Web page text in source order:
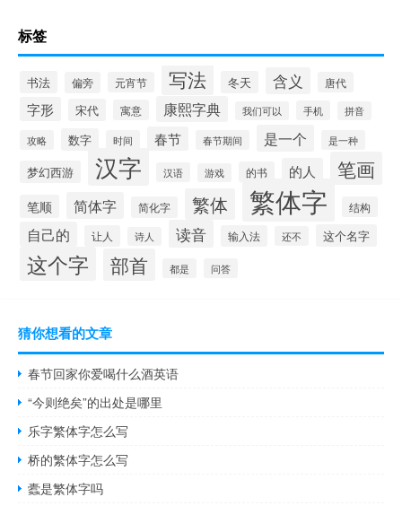
标签
书法 偏旁 元宵节 写法 冬天 含义 唐代
字形 宋代 寓意 康熙字典 我们可以 手机 拼音
攻略 数字 时间 春节 春节期间 是一个 是一种
梦幻西游 汉字 汉语 游戏 的书 的人 笔画
笔顺 简体字 简化字 繁体 繁体字 结构
自己的 让人 诗人 读音 输入法 还不 这个名字
这个字 部首 都是 问答
猜你想看的文章
春节回家你爱喝什么酒英语
“今则绝矣”的出处是哪里
乐字繁体字怎么写
桥的繁体字怎么写
蠹是繁体字吗